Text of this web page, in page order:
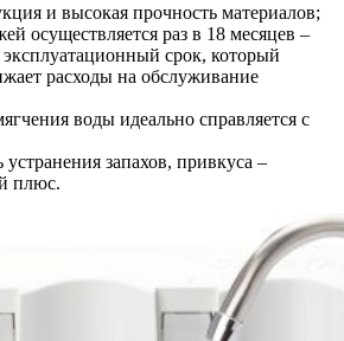
и высокая прочность материалов;
осуществляется раз в 18 месяцев –
срок, который
расходы на обслуживание
воды идеально справляется с
устранения запахов, привкуса –
плюс.